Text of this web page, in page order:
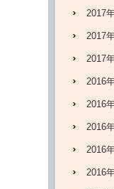
2017
2017
2017
2016
2016
2016
2016
2016